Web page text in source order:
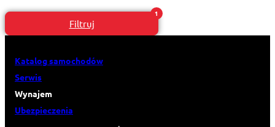
Filtruj
Katalog samochodów
Serwis
Wynajem
Ubezpieczenia